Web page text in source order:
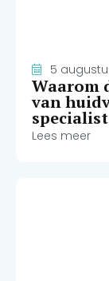
5
Waarom
van
Lees meer